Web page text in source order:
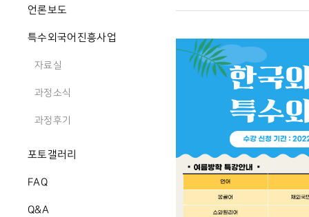
언론보도
특수외국어진흥사업
자료실
과정소식
과정후기
포토갤러리
FAQ
Q&A